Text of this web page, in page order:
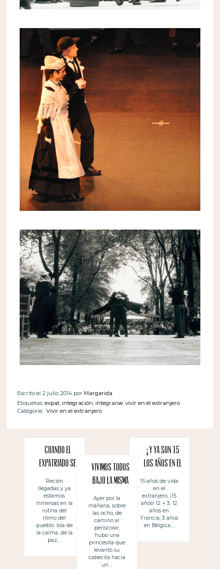
Escrito el 2 julio 2014 por Margarida
Etiquetas: expat, integración, integrarse, vivir en el extranjero
Catégorie : Vivir en el extranjero
Cuando el
expatriado se
va a casa de
vacaciones,
necesita
tiempo para
aclimatarse
Recién
llegadas y ya
estamos
inmersas en la
rutina del
ritmo del
pueblo. Isla de
la calma, de la
paz,…
Vivimos todos
bajo la misma
luna (o cómo
explicar una
vida en el
extranjero a
los niños)
Ayer por la
mañana, sobre
las ocho, de
camino al
periscolar,
hubo una
princesita que
levantó su
cabecita hacia
un…
¡Y ya son 15
los años en el
extranjero!
15 años de vida
en el
extranjero. ¡15
años! 12 + 3. 12
años en
Francia, 3 años
en Bélgica,…